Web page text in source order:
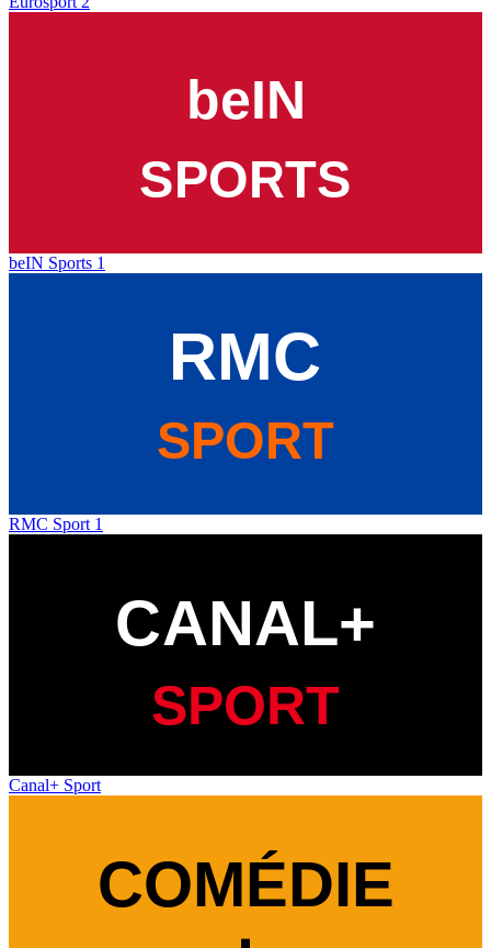
beIN Sports 1
RMC Sport 1
Canal+ Sport